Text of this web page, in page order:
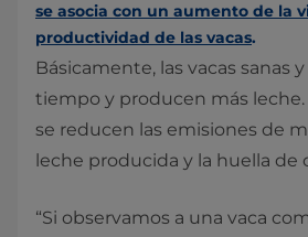
se asocia con un aumento de la
productividad de las vacas.
Básicamente, las vacas sanas
tiempo y producen más leche.
se reducen las emisiones de
leche producida y la huella de
“Si observamos a una vaca